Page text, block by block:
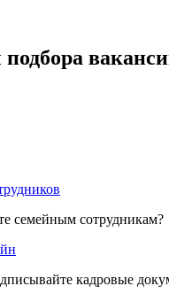
семейным сотрудникам?
кадровые